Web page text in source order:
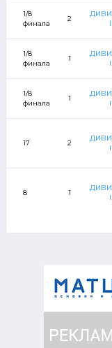
1/8
финала
2
II
1/8
финала
1
II
1/8
финала
1
II
17 2
II
8 1
II